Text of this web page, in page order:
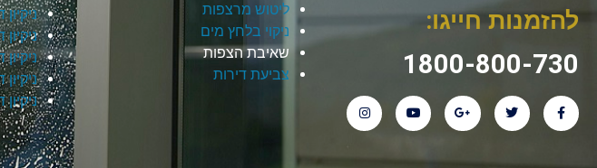
להזמנות חייגו:
1800-800-730
ליטוש מרצפות
ניקוי בלחץ מים
שאיבת הצפות
צביעת דירות
ניקיון דירת 2
ניקיון דירת 3
ניקיון דירת 4
ניקיון דירת 5